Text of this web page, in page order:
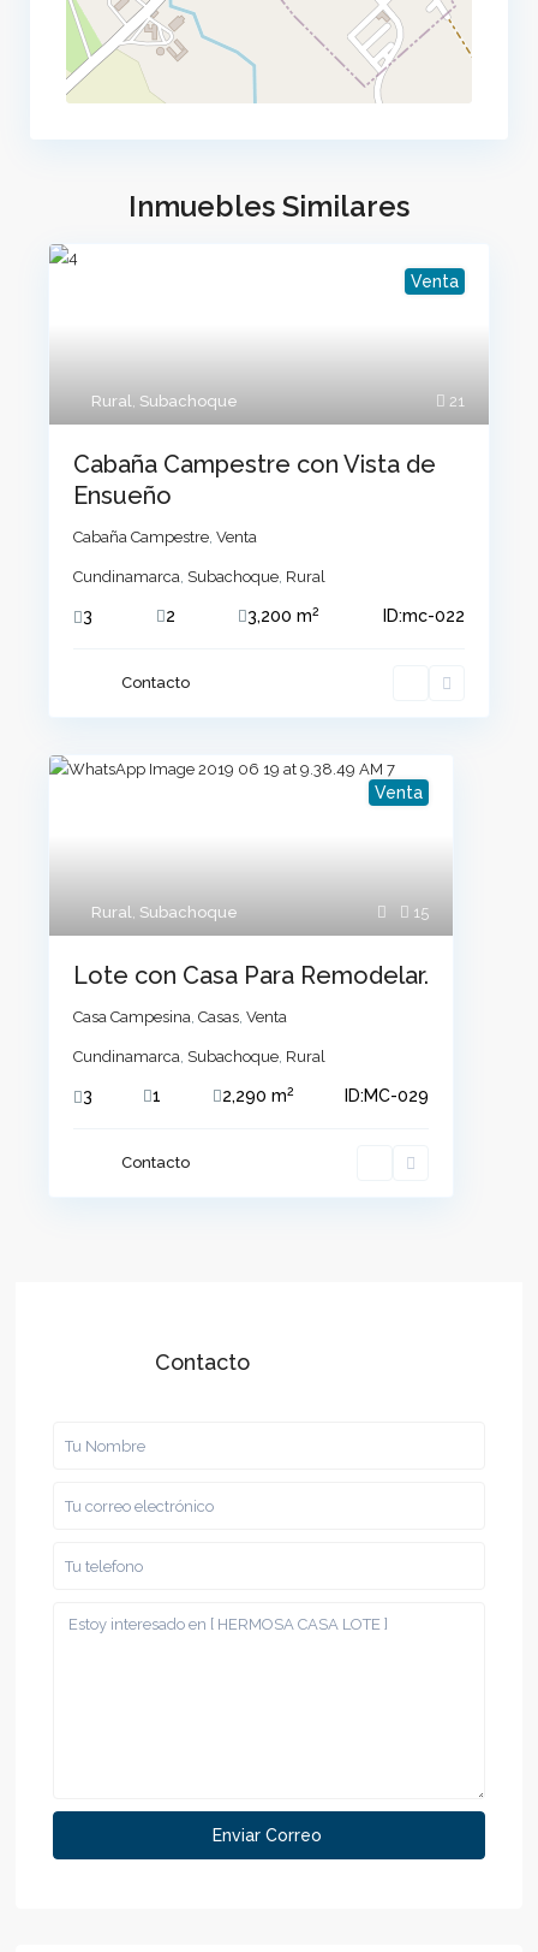
Inmuebles Similares
21
Rural, Subachoque
Venta
Cabaña Campestre con Vista de
Ensueño
Cabaña Campestre,Venta
Cundinamarca, Subachoque, Rural
3 2 3,200 m2 ID:mc-022
Contacto
15
Rural, Subachoque
Venta
Lote con Casa Para Remodelar.
Casa Campesina,Casas,Venta
Cundinamarca, Subachoque, Rural
3 1 2,290 m2 ID:MC-029
Contacto
Contacto